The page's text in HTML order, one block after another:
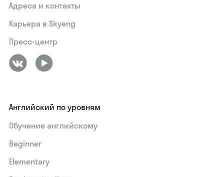
Адреса и контакты
Карьера в Skyeng
Пресс-центр
Английский по уровням
Обучение английскому
Beginner
Elementary